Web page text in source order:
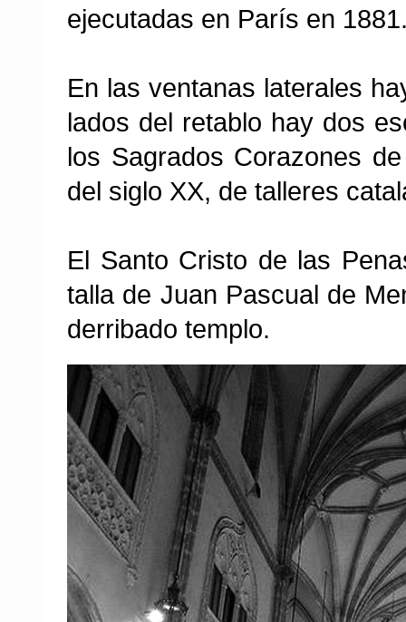
ejecutadas en París en
En las ventanas laterales
lados del retablo hay dos
los Sagrados Corazones
del siglo XX, de talleres
El Santo Cristo de las
talla de Juan Pascual de
derribado templo.